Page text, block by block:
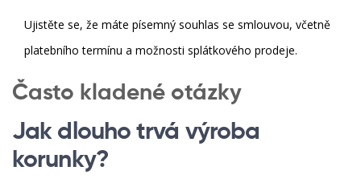
Ujistěte se, že máte písemný souhlas se smlouvou, včetně
platebního termínu a možnosti splátkového prodeje.
Často kladené otázky
Jak dlouho trvá výroba
korunky?